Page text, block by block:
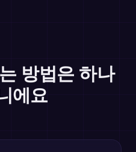
방법은 하나
에요